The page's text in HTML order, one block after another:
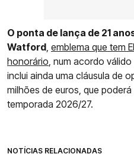
O ponta de lança de 21
Watford emblema que tem
honorário , num acordo
inclui ainda uma cláusula de
milhões de euros, que
temporada 2026/27.
NOTÍCIAS RELACIONADAS